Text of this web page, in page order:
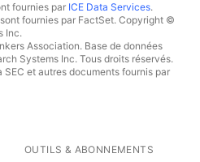
fournies par ICE Data Services.
fournies par FactSet. Copyright ©
Inc.
Association. Base de données
Systems Inc. Tous droits réservés.
et autres documents fournis par
OUTILS & ABONNEMENTS